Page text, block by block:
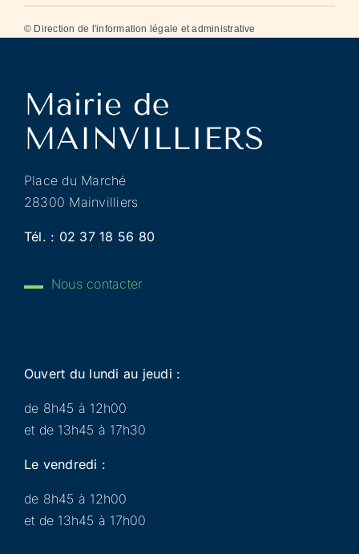
© Direction de l'information légale et administrative
Place du Marché
28300 Mainvilliers
Tél. : 02 37 18 56 80
Nous contacter
Ouvert du lundi au jeudi :
de 8h45 à 12h00
et de 13h45 à 17h30
Le vendredi :
de 8h45 à 12h00
et de 13h45 à 17h00